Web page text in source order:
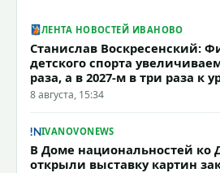
ЛЕНТА НОВОСТЕЙ ИВАНОВО
Станислав Воскресенский:
детского спорта
раза, а в 2027-м в три раза к
8 августа, 15:34
IVANOVONEWS
В Доме национальностей ко
открыли выставку картин